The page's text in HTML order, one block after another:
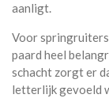
aanligt.
Voor
paard heel
schacht zorgt er
letterlijk gevoeld